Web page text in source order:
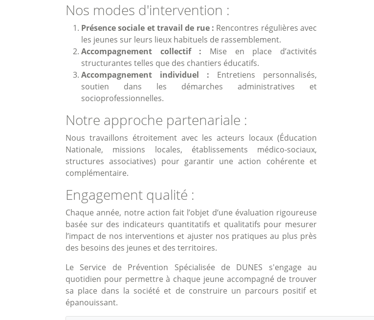
Nos modes d'intervention :
Présence sociale et travail de rue : Rencontres régulières avec
les jeunes sur leurs lieux habituels de rassemblement.
Accompagnement collectif : Mise en place d’activités
structurantes telles que des chantiers éducatifs.
Accompagnement individuel : Entretiens personnalisés,
soutien dans les démarches administratives et
socioprofessionnelles.
Notre approche partenariale :
Nous travaillons étroitement avec les acteurs locaux (Éducation
Nationale, missions locales, établissements médico-sociaux,
structures associatives) pour garantir une action cohérente et
complémentaire.
Engagement qualité :
Chaque année, notre action fait l’objet d’une évaluation rigoureuse
basée sur des indicateurs quantitatifs et qualitatifs pour mesurer
l’impact de nos interventions et ajuster nos pratiques au plus près
des besoins des jeunes et des territoires.
Le Service de Prévention Spécialisée de DUNES s'engage au
quotidien pour permettre à chaque jeune accompagné de trouver
sa place dans la société et de construire un parcours positif et
épanouissant.